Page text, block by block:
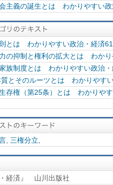
主義の誕生とは わかりやすい
とは わかりやすい政治・経済61
の抑制と権利の拡大とは わか
族制度とは わかりやすい政治
質とそのルーツとは わかりやす
存権（第25条）とは わかりや
三権分立
経済』 山川出版社